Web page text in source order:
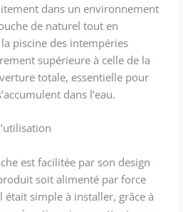
dans un environnement
de naturel tout en
piscine des intempéries
supérieure à celle de la
totale, essentielle pour
dans l’eau.
est facilitée par son design
soit alimenté par force
était simple à installer, grâce à